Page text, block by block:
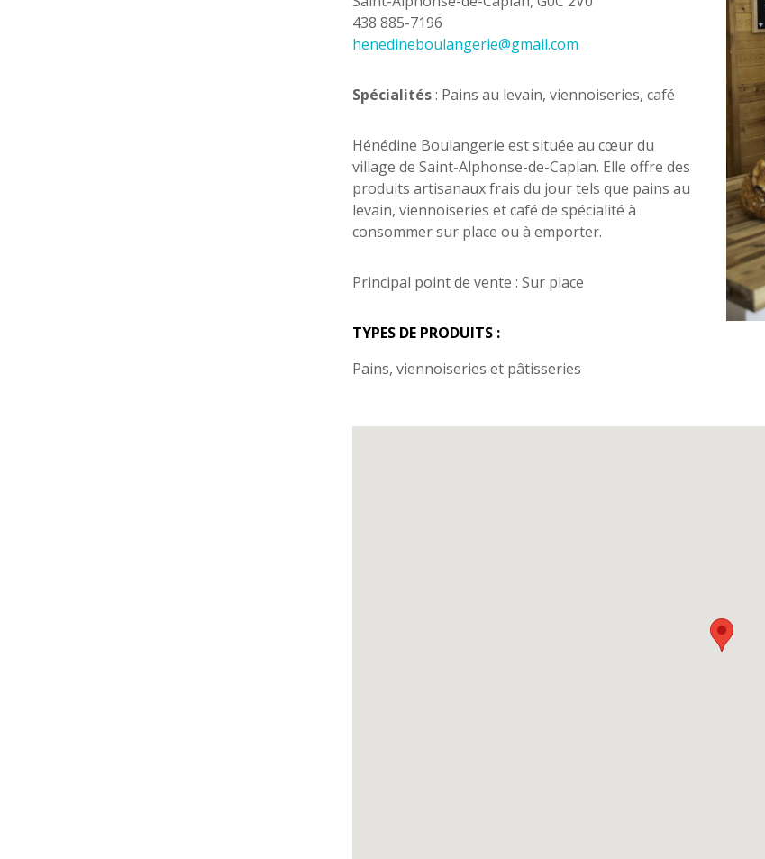
438 885-7196
henedineboulangerie@gmail.com
Spécialités: Pains au levain, viennoiseries, café
Hénédine Boulangerie est située au cœur du
village de Saint-Alphonse-de-Caplan. Elle offre des
produits artisanaux frais du jour tels que pains au
levain, viennoiseries et café de spécialité à
consommer sur place ou à emporter.
Principal point de vente : Sur place
TYPES DE PRODUITS :
Pains, viennoiseries et pâtisseries